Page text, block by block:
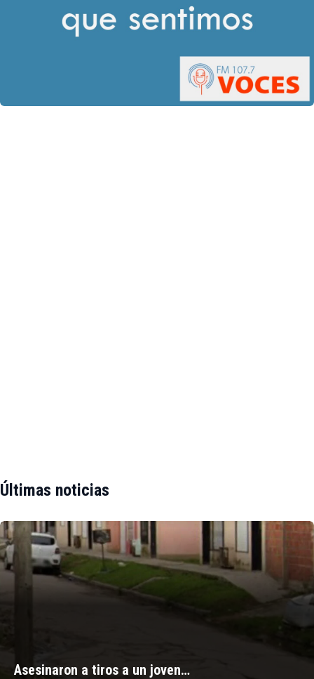
Últimas noticias
Asesinaron a tiros a un joven…